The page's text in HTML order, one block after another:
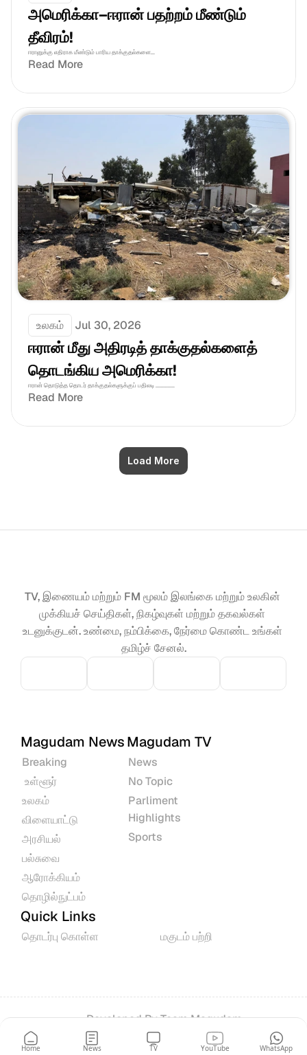
அமெரிக்கா–ஈரான் பதற்றம் மீண்டும்
தீவிரம்!
ஈரானுக்கு எதிராக மீண்டும் பாரிய தாக்குதல்களை...
Read More
உலகம் Jul 30, 2026
ஈரான் மீது அதிரடித் தாக்குதல்களைத்
தொடங்கிய அமெரிக்கா!
ஈரான் தொடுத்த தொடர் தாக்குதல்களுக்குப் பதிலடி ..............
Read More
Load More
TV, இணையம் மற்றும் FM மூலம் இலங்கை மற்றும் உலகின்
முக்கியச் செய்திகள், நிகழ்வுகள் மற்றும் தகவல்கள்
உடனுக்குடன். உண்மை, நம்பிக்கை, நேர்மை கொண்ட உங்கள்
தமிழ்ச் சேனல்.
Magudam News
Breaking
உள்ளூர்
உலகம்
விளையாட்டு
அரசியல்
பல்சுவை
ஆரோக்கியம்
தொழில்நுட்பம்
Magudam TV
News
No Topic
Parliment
Highlights
Sports
Quick Links
தொடர்பு கொள்ள மகுடம் பற்றி
Developed By Team Magudam
© 2026 All rights reserved.
Home News TV YouTube WhatsApp